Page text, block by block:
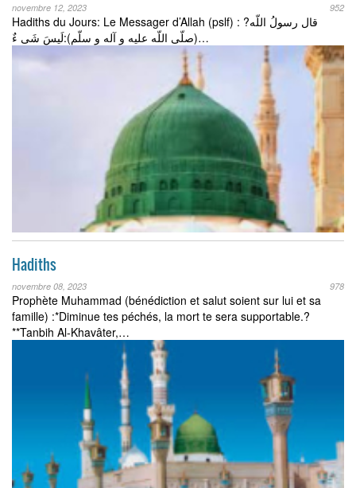
novembre 12, 2023 952
Hadiths du Jours: Le Messager d’Allah (pslf) : ?قال رسولُ اللّه
(صلّی اللّه علیه و آله و سلّم):لَیسَ شَی ءٌ…
Hadiths
novembre 08, 2023 978
Prophète Muhammad (bénédiction et salut soient sur lui et sa
famille) :*Diminue tes péchés, la mort te sera supportable.?
**Tanbih Al-Khavâter,…